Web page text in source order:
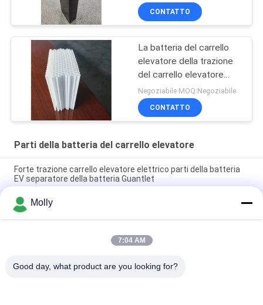
al 100% e dimensioni
personalizzabili - Scatola
CONTATTO
La batteria del carrello
elevatore della trazione
del carrello elevatore
parte il guantone di
protezione della batteria
tessuto 15tubesTubular
Negoziabile MOQ:Negoziabile
CONTATTO
Parti della batteria del carrello elevatore
Forte trazione carrello elevatore elettrico parti della batteria
EV separatore della batteria Guantlet
Colore professionale del nero della vite di Bolt della batteria
della trazione M10 con la testa della plastica
Parti della batteria del carrello elevatore di dimensione m.,
lunghezza 67mm pp materiali del galleggiante della spina dello
Molly
7:04 AM
Good day, what product are you looking for?